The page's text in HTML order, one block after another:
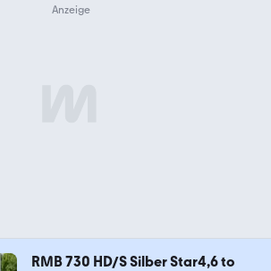
RMB 730 HD/S Silber Star4,6 to